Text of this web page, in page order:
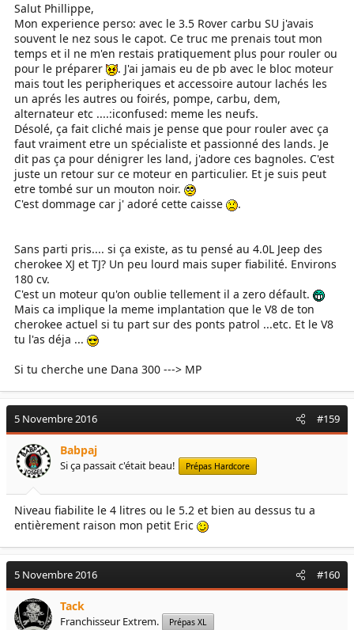
Salut Phillippe,
Mon experience perso: avec le 3.5 Rover carbu SU j'avais
souvent le nez sous le capot. Ce truc me prenais tout mon
temps et il ne m'en restais pratiquement plus pour rouler ou
pour le préparer
. J'ai jamais eu de pb avec le bloc moteur
mais tout les peripheriques et accessoire autour lachés les
un aprés les autres ou foirés, pompe, carbu, dem,
alternateur etc ....:iconfused: meme les neufs.
Désolé, ça fait cliché mais je pense que pour rouler avec ça
faut vraiment etre un spécialiste et passionné des lands. Je
dit pas ça pour dénigrer les land, j'adore ces bagnoles. C'est
juste un retour sur ce moteur en particulier. Et je suis peut
etre tombé sur un mouton noir.
C'est dommage car j' adoré cette caisse
.
Sans parti pris.... si ça existe, as tu pensé au 4.0L Jeep des
cherokee XJ et TJ? Un peu lourd mais super fiabilité. Environs
180 cv.
C'est un moteur qu'on oublie tellement il a zero défault.
Mais ca implique la meme implantation que le V8 de ton
cherokee actuel si tu part sur des ponts patrol ...etc. Et le V8
tu l'as déja ...
Si tu cherche une Dana 300 ---> MP
5 Novembre 2016 #159
Babpaj
Si ça passait c'était beau! Prépas Hardcore
Niveau fiabilite le 4 litres ou le 5.2 et bien au dessus tu a
entièrement raison mon petit Eric
5 Novembre 2016 #160
Tack
Franchisseur Extrem. Prépas XL